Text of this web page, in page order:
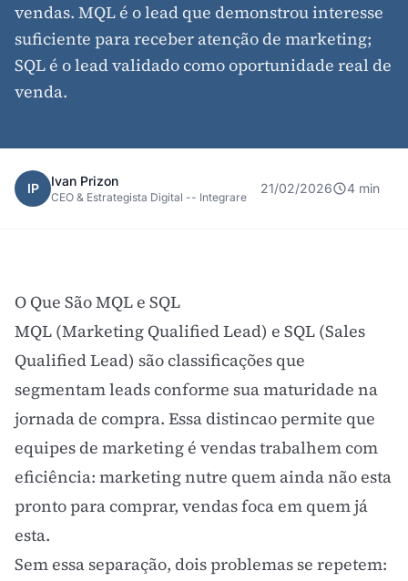
vendas. MQL é o lead que demonstrou interesse
suficiente para receber atenção de marketing;
SQL é o lead validado como oportunidade real de
venda.
IP Ivan Prizon
CEO & Estrategista Digital -- Integrare
21/02/2026 4 min
O Que São MQL e SQL
MQL (Marketing QualifiedLead) e SQL (Sales
Qualified Lead) são classificações que
segmentamleadsconforme sua maturidade na
jornada de compra. Essa distincao permite que
equipes de marketing é vendas trabalhem com
eficiência: marketing nutre quem ainda não esta
pronto para comprar, vendas foca em quem já
esta.
Sem essa separação, dois problemas se repetem: